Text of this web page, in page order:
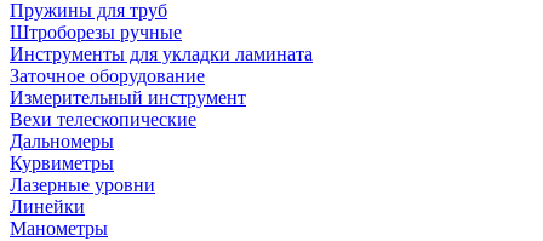
Пружины для труб
Штроборезы ручные
Инструменты для укладки ламината
Заточное оборудование
Измерительный инструмент
Вехи телескопические
Дальномеры
Курвиметры
Лазерные уровни
Линейки
Манометры